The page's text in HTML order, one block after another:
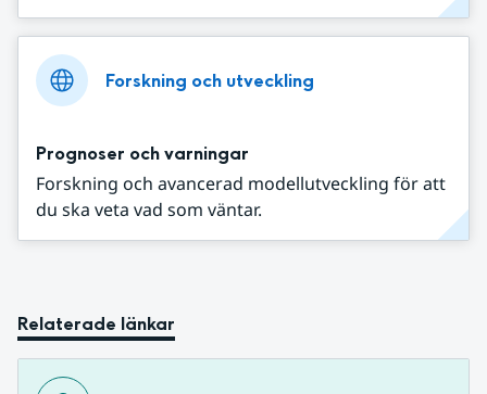
Forskning och utveckling
Prognoser och varningar
Forskning och avancerad modellutveckling för att
du ska veta vad som väntar.
Relaterade länkar